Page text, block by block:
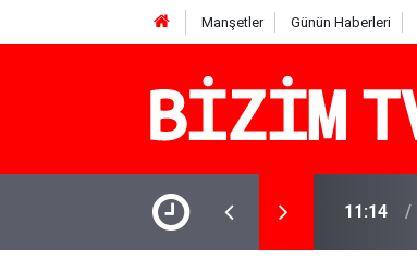
Manşetler Günün Haberleri
Miraç yaşamını yitirdi: Komşusu
11:14